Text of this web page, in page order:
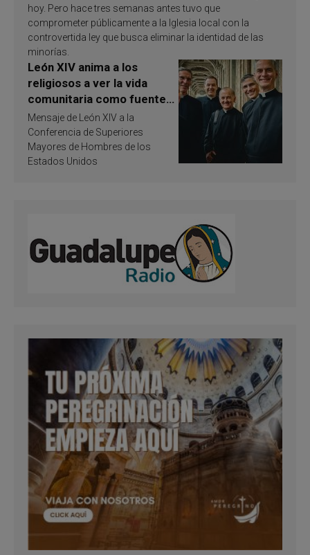
hoy. Pero hace tres semanas antes tuvo que
comprometer públicamente a la Iglesia local con la
controvertida ley que busca eliminar la identidad de las
minorías.
León XIV anima a los
religiosos a ver la vida
comunitaria como fuente
de inspiración y
santificación
Mensaje de León XIV a la
Conferencia de Superiores
Mayores de Hombres de los
Estados Unidos